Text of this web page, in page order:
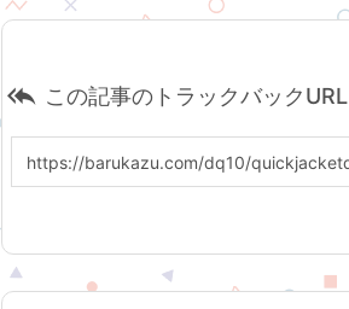
 この記事のトラックバックURL